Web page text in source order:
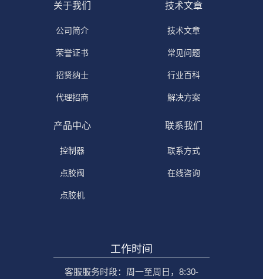
关于我们
公司简介
荣誉证书
招贤纳士
代理招商
技术文章
技术文章
常见问题
行业百科
解决方案
产品中心
控制器
点胶阀
点胶机
联系我们
联系方式
在线咨询
工作时间
客服服务时段：周一至周日，8:30-